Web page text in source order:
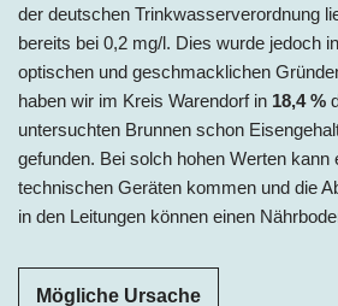
der deutschen Trinkwasserverordnung
bereits bei 0,2 mg/l. Dies wurde jedoch
optischen und geschmacklichen
haben wir im Kreis Warendorf in 18,4 %
untersuchten Brunnen schon
gefunden. Bei solch hohen Werten kann
technischen Geräten kommen und die
in den Leitungen können einen
Mögliche Ursache